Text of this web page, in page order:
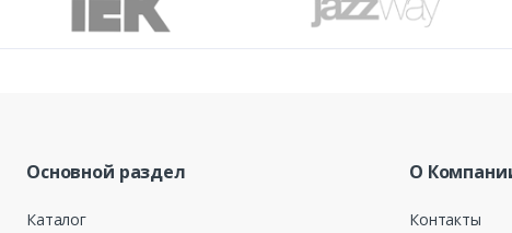
Основной раздел
Каталог
О
Контакты